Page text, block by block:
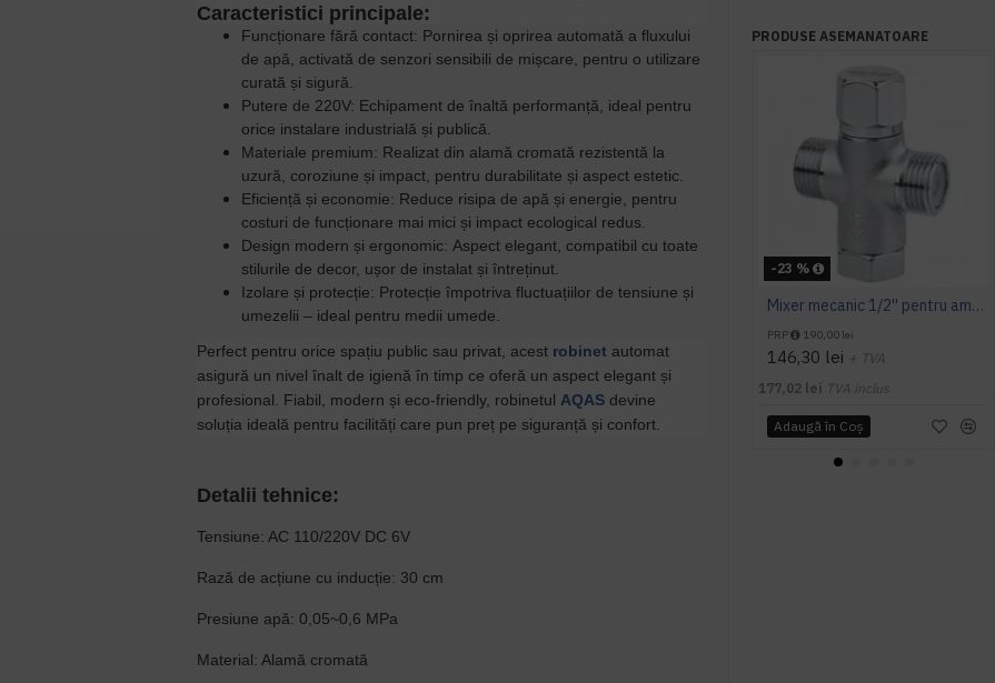
Caracteristici principale:
Funcționare fără contact: Pornirea și oprirea automată a fluxului
de apă, activată de senzori sensibili de mișcare, pentru o utilizare
curată și sigură.
Putere de 220V: Echipament de înaltă performanță, ideal pentru
orice instalare industrială și publică.
Materiale premium: Realizat din alamă cromată rezistentă la
uzură, coroziune și impact, pentru durabilitate și aspect estetic.
Eficiență și economie: Reduce risipa de apă și energie, pentru
costuri de funcționare mai mici și impact ecological redus.
Design modern și ergonomic: Aspect elegant, compatibil cu toate
stilurile de decor, ușor de instalat și întreținut.
Izolare și protecție: Protecție împotriva fluctuațiilor de tensiune și
umezelii – ideal pentru medii umede.
Perfect pentru orice spațiu public sau privat, acest robinet automat
asigură un nivel înalt de igienă în timp ce oferă un aspect elegant și
profesional. Fiabil, modern și eco-friendly, robinetul AQAS devine
soluția ideală pentru facilități care pun preț pe siguranță și confort.
Detalii tehnice:
Tensiune: AC 110/220V DC 6V
Rază de acțiune cu inducție: 30 cm
Presiune apă: 0,05~0,6 MPa
Material: Alamă cromată
PRODUSE ASEMANATOARE
-23 %
Mixer mecanic 1/2'' pentru amestec apa calda - rece, Idral
PRP 190,00 lei
146,30 lei + TVA
177,02 lei TVA inclus
Adaugă în Coş